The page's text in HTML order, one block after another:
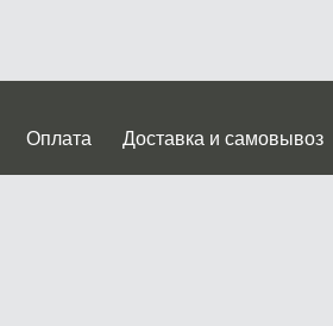
Оплата Доставка и самовывоз